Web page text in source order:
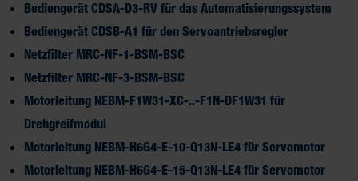
Bediengerät CDSA-D3-RV für das Automatisierungssystem
Bediengerät CDSB-A1 für den Servoantriebsregler
Netzfilter MRC-NF-1-BSM-BSC
Netzfilter MRC-NF-3-BSM-BSC
Motorleitung NEBM-F1W31-XC-..-F1N-DF1W31 für
Drehgreifmodul
Motorleitung NEBM-H6G4-E-10-Q13N-LE4 für Servomotor
Motorleitung NEBM-H6G4-E-15-Q13N-LE4 für Servomotor